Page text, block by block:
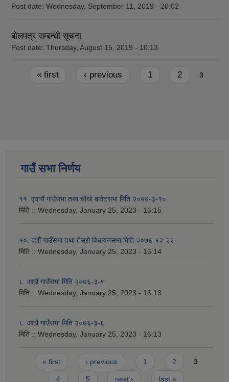
Post date: Wednesday, September 11, 2019 - 20:02
बाेलपत्र सम्बन्धी सूचना
Post date: Thursday, August 15, 2019 - 10:13
Pages
« first ‹ previous 1 2 3
गाउँ सभा निर्णय
११. एघारौं गाउँसभा तथा चौथो बजेटसभा मिति २०७७-३-१०
मिति :: Wednesday, January 25, 2023 - 16:15
१०. दशौं गाउँसभा तथा तेस्रो विधायनसभा मिति २०७६-१२-२२
मिति :: Wednesday, January 25, 2023 - 16:14
८. आठौं गाउँसभा मिति २०७६-३-९
मिति :: Wednesday, January 25, 2023 - 16:13
८. आठौं गाउँसभा मिति २०७६-३-६
मिति :: Wednesday, January 25, 2023 - 16:13
Pages
« first ‹ previous 1 2 3
4 5 next › last »